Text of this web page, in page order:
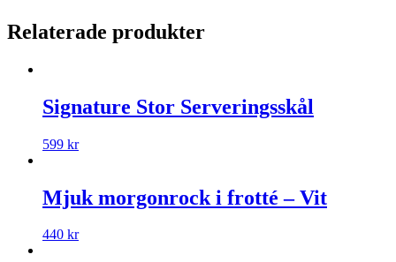
Relaterade produkter
Signature Stor Serveringsskål
599 kr
Mjuk morgonrock i frotté – Vit
440 kr